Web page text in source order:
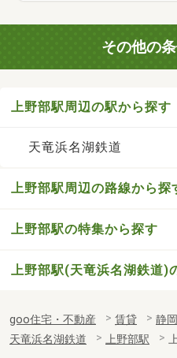
その他の
上野部駅周辺の駅から探す
天竜浜名湖鉄道
上野部駅周辺の路線から探
上野部駅の特集から探す
上野部駅(天竜浜名湖鉄道)
goo住宅・不動産 賃貸 静
天竜浜名湖鉄道
上野部駅